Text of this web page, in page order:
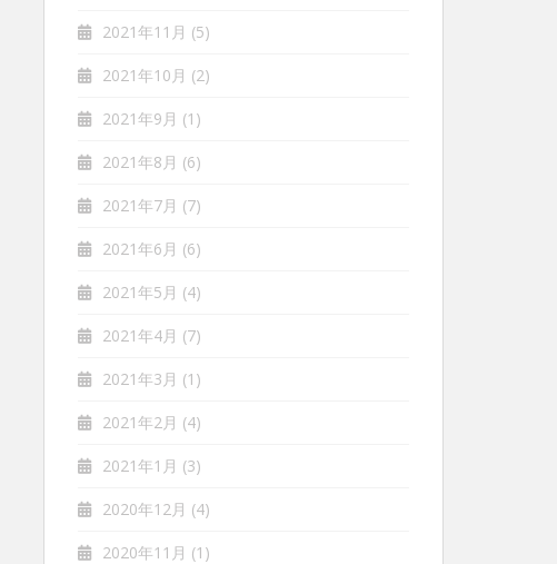
2021年11月 (5)
2021年10月 (2)
2021年9月 (1)
2021年8月 (6)
2021年7月 (7)
2021年6月 (6)
2021年5月 (4)
2021年4月 (7)
2021年3月 (1)
2021年2月 (4)
2021年1月 (3)
2020年12月 (4)
2020年11月 (1)